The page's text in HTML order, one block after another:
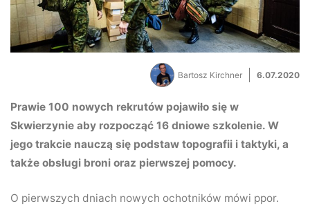
Bartosz Kirchner 6.07.2020
Prawie 100 nowych rekrutów pojawiło się w
Skwierzynie aby rozpocząć 16 dniowe szkolenie. W
jego trakcie nauczą się podstaw topografii i taktyki, a
także obsługi broni oraz pierwszej pomocy.
O pierwszych dniach nowych ochotników mówi ppor.